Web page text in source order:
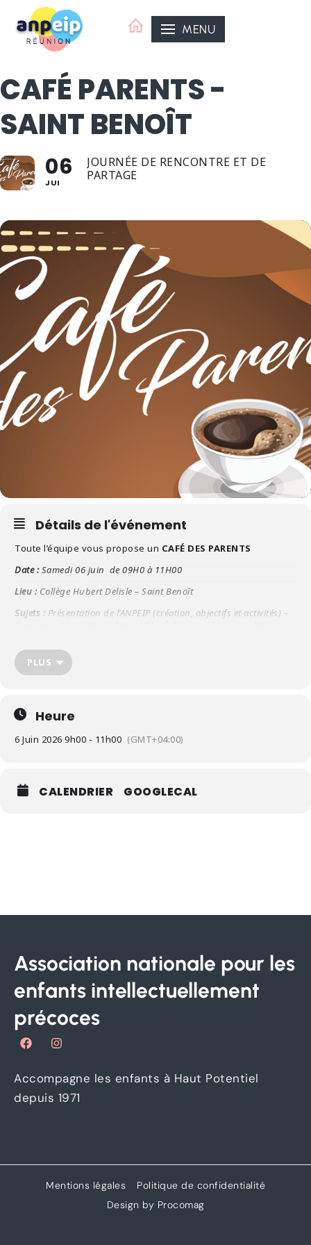
contenu
MENU
CAFÉ PARENTS -
SAINT BENOÎT
06
JUI
JOURNÉE DE RENCONTRE ET DE
PARTAGE
Détails de l'événement
Toute l’équipe vous propose un CAFÉ DES PARENTS
Date :Samedi 06 juin de 09H0 à 11H00
Lieu :Collège Hubert Delisle – Saint Benoît
Sujets : Présentation de l’ANPEIP (création, objectifs et activités) –
PLUS
Heure
6 Juin 2026 9h00 - 11h00 (GMT+04:00)
CALENDRIER GOOGLECAL
Association nationale pour les
enfants intellectuellement
précoces
F
a
b
o
o
I
n
a
g
r
Accompagne les enfants à Haut Potentiel
depuis 1971
Mentions légales
Politique de confidentialité
Design by Procomag